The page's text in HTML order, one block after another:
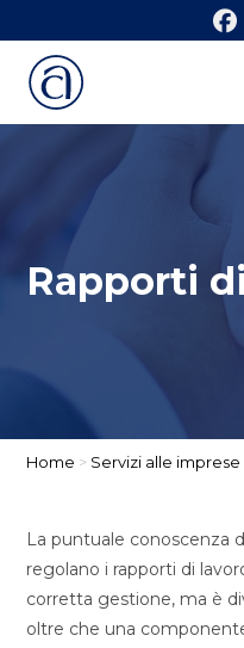
Rapporti
Home > Servizi alle imprese
La puntuale conoscenza
regolano i rapporti di
corretta gestione, ma è
oltre che una